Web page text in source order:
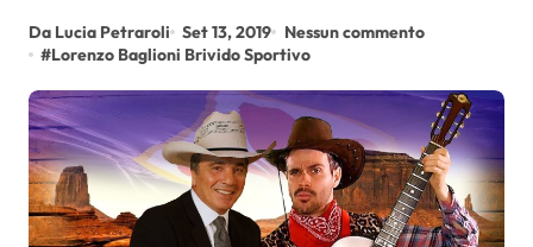
Da Lucia Petraroli Set 13, 2019
Nessun commento
#Lorenzo Baglioni Brivido Sportivo